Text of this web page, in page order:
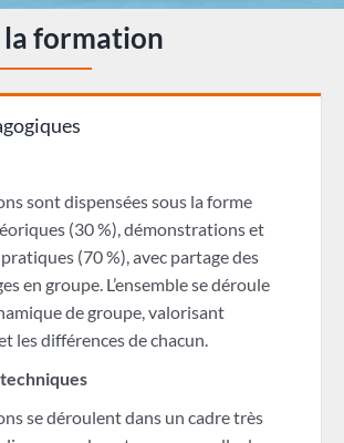
la formation
sont dispensées sous la forme
(30 %), démonstrations et
(70 %), avec partage des
en groupe. L’ensemble se déroule
de groupe, valorisant
les différences de chacun.
se déroulent dans un cadre très